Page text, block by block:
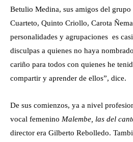
Betulio Medina, sus amigos del grupo
Cuarteto, Quinto Criollo, Carota
personalidades y agrupaciones es
disculpas a quienes no haya
cariño para todos con quienes he
compartir y aprender de ellos”, dice.
De sus comienzos, ya a nivel
vocal femenino Malembe, las del
director era Gilberto Rebolledo.